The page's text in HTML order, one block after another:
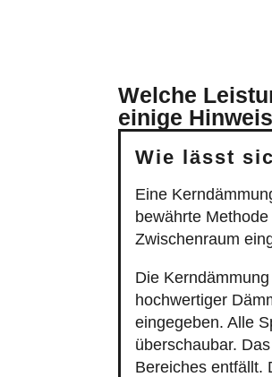
Welche
einige
Wie lässt
Eine
bewährte
Zwischenraum
Die
hochwertiger
eingegeben. Alle
überschaubar.
Bereiches entfällt.